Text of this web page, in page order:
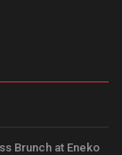
Brunch at Eneko